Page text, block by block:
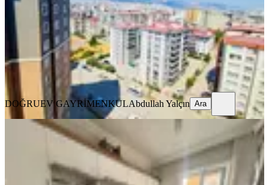
5+1 ·210 m²·9. Kat·09.08.2026
5.500.000 ₺
DOĞRUEV GAYRİMENKUL Abdullah Yalçın
DOĞRUEV GAYRİMENKULAbdullah Yalçın Ara
Çetin Gayrimenkul'den Agcalı Yoluna
Yakın Satılık Geniş 3+1 Dair
Onikişubat, Piri Reis Mahallesi